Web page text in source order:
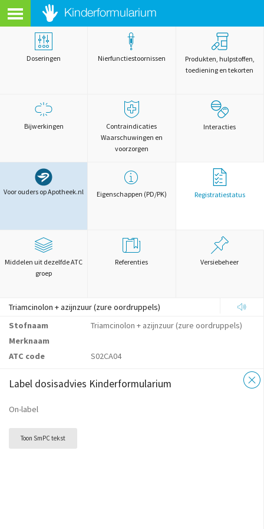
Doseringen Nierfunctiestoornissen
Produkten, hulpstoffen,
toediening en tekorten
Bijwerkingen
Contraindicaties
Waarschuwingen en
voorzorgen
Interacties
Voor ouders op Apotheek.nl Eigenschappen (PD/PK) Registratiestatus
Middelen uit dezelfde ATC
groep
Referenties Versiebeheer
Triamcinolon + azijnzuur (zure oordruppels)
Stofnaam
Triamcinolon + azijnzuur (zure oordruppels)
Merknaam
ATC code
S02CA04
Label dosisadvies Kinderformularium
On-label
Toon SmPC tekst